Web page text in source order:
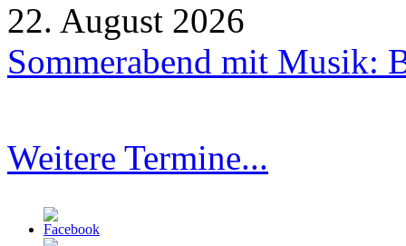
22. August 2026
Sommerabend mit Musik:
Weitere Termine...